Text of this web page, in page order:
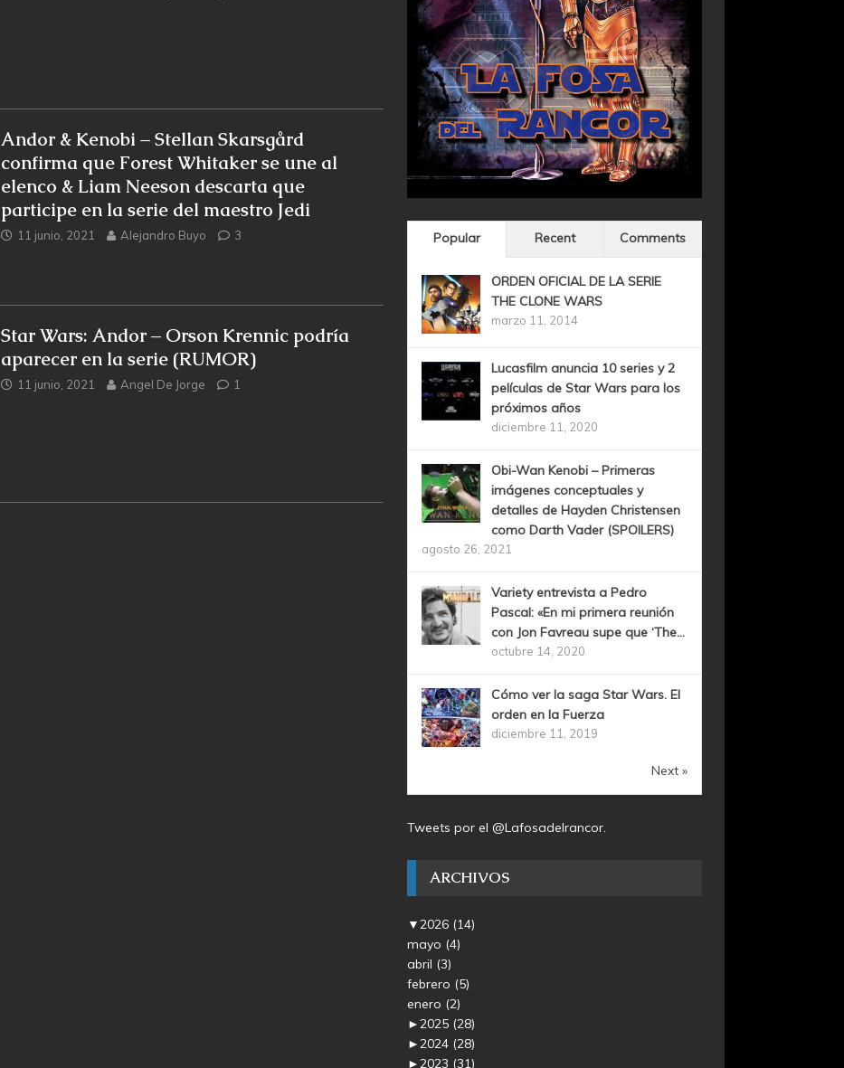
Andor & Kenobi – Stellan Skarsgård
confirma que Forest Whitaker se une al
elenco & Liam Neeson descarta que
participe en la serie del maestro Jedi
11 junio, 2021 Alejandro Buyo 3
Star Wars: Andor – Orson Krennic podría
aparecer en la serie (RUMOR)
11 junio, 2021 Angel De Jorge 1
Popular Recent Comments
ORDEN OFICIAL DE LA SERIE
THE CLONE WARS
marzo 11, 2014
Lucasfilm anuncia 10 series y 2
películas de Star Wars para los
próximos años
diciembre 11, 2020
Obi-Wan Kenobi – Primeras
imágenes conceptuales y
detalles de Hayden Christensen
como Darth Vader (SPOILERS)
agosto 26, 2021
Variety entrevista a Pedro
Pascal: «En mi primera reunión
con Jon Favreau supe que ‘The...
octubre 14, 2020
Cómo ver la saga Star Wars. El
orden en la Fuerza
diciembre 11, 2019
Next »
Tweets por el @Lafosadelrancor.
ARCHIVOS
▼2026 (14)
mayo (4)
abril (3)
febrero (5)
enero (2)
►2025 (28)
►2024 (28)
►2023 (31)